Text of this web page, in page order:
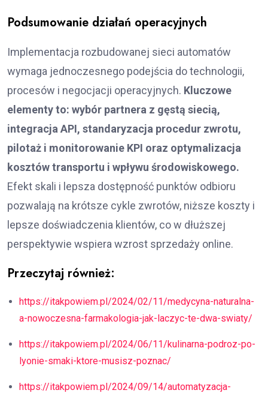
Podsumowanie działań operacyjnych
Implementacja rozbudowanej sieci automatów
wymaga jednoczesnego podejścia do technologii,
procesów i negocjacji operacyjnych. Kluczowe
elementy to: wybór partnera z gęstą siecią,
integracja API, standaryzacja procedur zwrotu,
pilotaż i monitorowanie KPI oraz optymalizacja
kosztów transportu i wpływu środowiskowego.
Efekt skali i lepsza dostępność punktów odbioru
pozwalają na krótsze cykle zwrotów, niższe koszty i
lepsze doświadczenia klientów, co w dłuższej
perspektywie wspiera wzrost sprzedaży online.
Przeczytaj również:
https://itakpowiem.pl/2024/02/11/medycyna-naturalna-
a-nowoczesna-farmakologia-jak-laczyc-te-dwa-swiaty/
https://itakpowiem.pl/2024/06/11/kulinarna-podroz-po-
lyonie-smaki-ktore-musisz-poznac/
https://itakpowiem.pl/2024/09/14/automatyzacja-